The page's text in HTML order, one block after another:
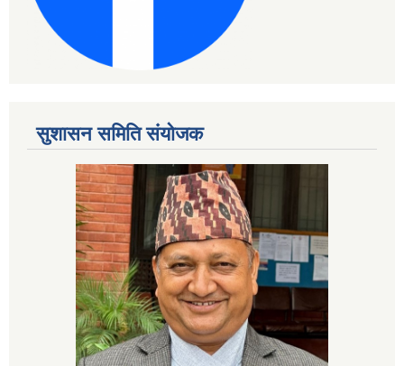
सुशासन समिति संयोजक